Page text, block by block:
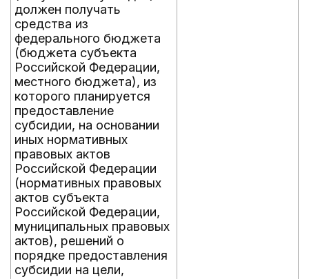
должен получать
средства из
федерального бюджета
(бюджета субъекта
Российской Федерации,
местного бюджета), из
которого планируется
предоставление
субсидии, на основании
иных нормативных
правовых актов
Российской Федерации
(нормативных правовых
актов субъекта
Российской Федерации,
муниципальных правовых
актов), решений о
порядке предоставления
субсидии на цели,